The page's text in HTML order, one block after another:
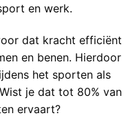
en werk.
dat kracht efficiënt
en benen. Hierdoor
het sporten als
je dat tot 80% van
ervaart?